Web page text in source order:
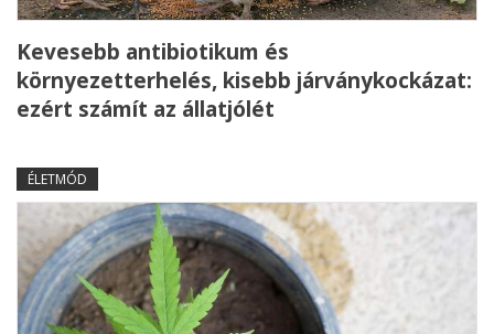
Kevesebb antibiotikum és
környezetterhelés, kisebb járványkockázat:
ezért számít az állatjólét
ÉLETMÓD